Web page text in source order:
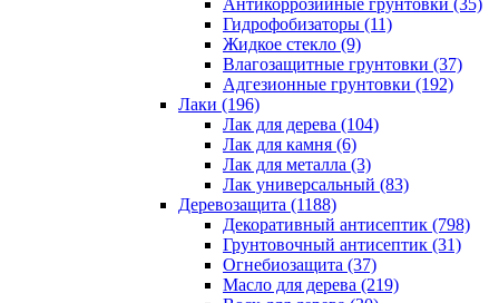
Антикоррозийные грунтовки (35)
Гидрофобизаторы (11)
Жидкое стекло (9)
Влагозащитные грунтовки (37)
Адгезионные грунтовки (192)
Лаки (196)
Лак для дерева (104)
Лак для камня (6)
Лак для металла (3)
Лак универсальный (83)
Деревозащита (1188)
Декоративный антисептик (798)
Грунтовочный антисептик (31)
Огнебиозащита (37)
Масло для дерева (219)